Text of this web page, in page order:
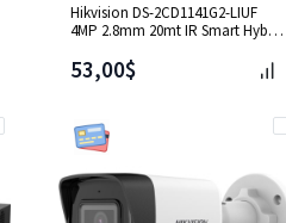
Hikvision DS-2CD1141G2-LIUF
4MP 2.8mm 20mt IR Smart Hybrid
53,00$